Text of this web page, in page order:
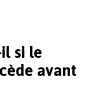
si le
avant